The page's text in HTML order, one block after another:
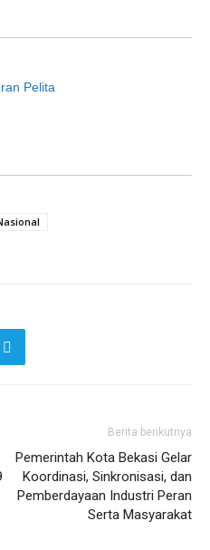
Pelita
Berita berikutnya
Pemerintah Kota Bekasi Gelar
Koordinasi, Sinkronisasi, dan
Pemberdayaan Industri Peran
Serta Masyarakat